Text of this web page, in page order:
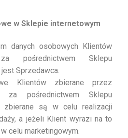
w Sklepie internetowym
danych osobowych Klientów
pośrednictwem Sklepu
Sprzedawca.
Klientów zbierane przez
za pośrednictwem Sklepu
zbierane są w celu realizacji
a jeżeli Klient wyrazi na to
celu marketingowym.